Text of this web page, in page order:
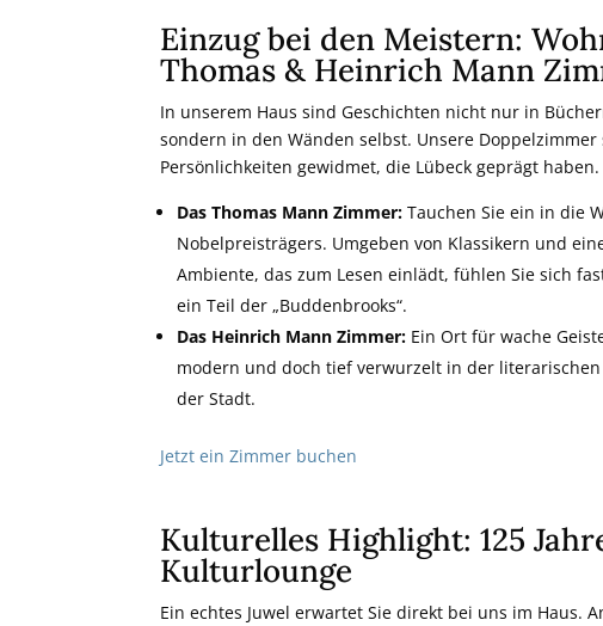
Einzug bei den Meistern:
Thomas & Heinrich Mann
In unserem Haus sind Geschichten nicht nur in
sondern in den Wänden selbst. Unsere Doppelzimmer
Persönlichkeiten gewidmet, die Lübeck geprägt haben.
Das Thomas Mann Zimmer: Tauchen Sie ein in die
Nobelpreisträgers. Umgeben von Klassikern und
Ambiente, das zum Lesen einlädt, fühlen Sie sich
ein Teil der „Buddenbrooks“.
Das Heinrich Mann Zimmer: Ein Ort für wache
modern und doch tief verwurzelt in der
der Stadt.
Jetzt ein Zimmer buchen
Kulturelles Highlight: 125
Kulturlounge
Ein echtes Juwel erwartet Sie direkt bei uns im Haus.